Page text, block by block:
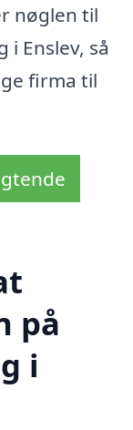
nøglen til
Enslev, så
firma til
på
i